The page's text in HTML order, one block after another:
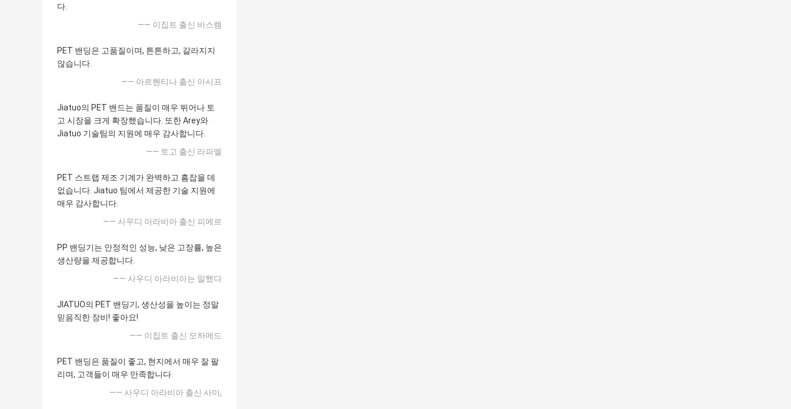
다.
—— 이집트 출신 바스렘
PET 밴딩은 고품질이며, 튼튼하고, 갈라지지
않습니다.
—— 아르헨티나 출신 아시프
Jiatuo의 PET 밴드는 품질이 매우 뛰어나 토
고 시장을 크게 확장했습니다. 또한 Arey와
Jiatuo 기술팀의 지원에 매우 감사합니다.
—— 토고 출신 라파엘
PET 스트랩 제조 기계가 완벽하고 흠잡을 데
없습니다. Jiatuo 팀에서 제공한 기술 지원에
매우 감사합니다.
—— 사우디 아라비아 출신 피에르
PP 밴딩기는 안정적인 성능, 낮은 고장률, 높은
생산량을 제공합니다.
—— 사우디 아라비아는 말했다
JIATUO의 PET 밴딩기, 생산성을 높이는 정말
믿음직한 장비! 좋아요!
—— 이집트 출신 모하메드
PET 밴딩은 품질이 좋고, 현지에서 매우 잘 팔
리며, 고객들이 매우 만족합니다.
—— 사우디 아라비아 출신 사미,